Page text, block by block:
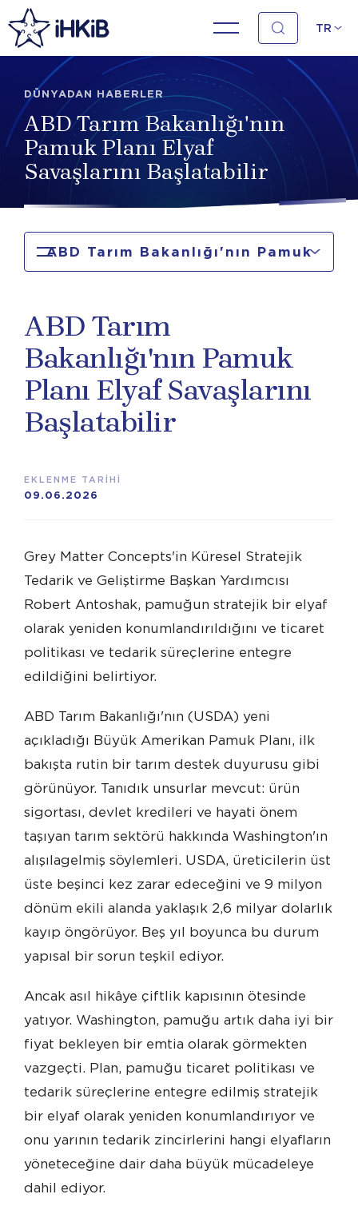
TR
DÜNYADAN HABERLER
ABD Tarım Bakanlığı'nın
Pamuk Planı Elyaf
Savaşlarını Başlatabilir
ABD Tarım Bakanlığı'nın Pamuk
ABD Tarım
Bakanlığı'nın Pamuk
Planı Elyaf Savaşlarını
Başlatabilir
EKLENME TARİHİ
09.06.2026
Grey Matter Concepts'in Küresel Stratejik
Tedarik ve Geliştirme Başkan Yardımcısı
Robert Antoshak, pamuğun stratejik bir elyaf
olarak yeniden konumlandırıldığını ve ticaret
politikası ve tedarik süreçlerine entegre
edildiğini belirtiyor.
ABD Tarım Bakanlığı'nın (USDA) yeni
açıkladığı Büyük Amerikan Pamuk Planı, ilk
bakışta rutin bir tarım destek duyurusu gibi
görünüyor. Tanıdık unsurlar mevcut: ürün
sigortası, devlet kredileri ve hayati önem
taşıyan tarım sektörü hakkında Washington'ın
alışılagelmiş söylemleri. USDA, üreticilerin üst
üste beşinci kez zarar edeceğini ve 9 milyon
dönüm ekili alanda yaklaşık 2,6 milyar dolarlık
kayıp öngörüyor. Beş yıl boyunca bu durum
yapısal bir sorun teşkil ediyor.
Ancak asıl hikâye çiftlik kapısının ötesinde
yatıyor. Washington, pamuğu artık daha iyi bir
fiyat bekleyen bir emtia olarak görmekten
vazgeçti. Plan, pamuğu ticaret politikası ve
tedarik süreçlerine entegre edilmiş stratejik
bir elyaf olarak yeniden konumlandırıyor ve
onu yarının tedarik zincirlerini hangi elyafların
yöneteceğine dair daha büyük mücadeleye
dahil ediyor.